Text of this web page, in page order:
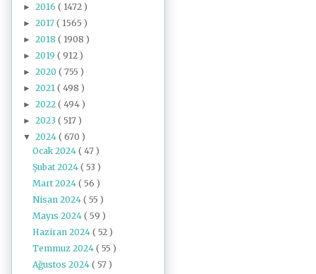
► 2016 ( 1472 )
► 2017 ( 1565 )
► 2018 ( 1908 )
► 2019 ( 912 )
► 2020 ( 755 )
► 2021 ( 498 )
► 2022 ( 494 )
► 2023 ( 517 )
▼ 2024 ( 670 )
Ocak 2024( 47 )
Şubat 2024( 53 )
Mart 2024( 56 )
Nisan 2024( 55 )
Mayıs 2024( 59 )
Haziran 2024( 52 )
Temmuz 2024( 55 )
Ağustos 2024( 57 )